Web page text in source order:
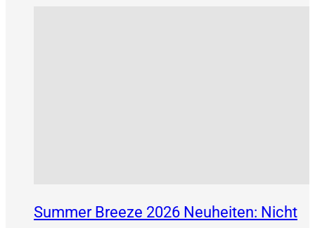
Summer Breeze 2026 Neuheiten: Nicht